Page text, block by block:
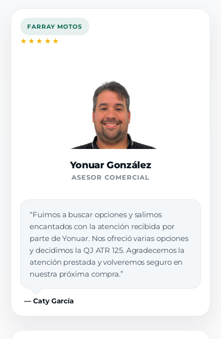
FARRAY MOTOS
★★★★★
Yonuar González
ASESOR COMERCIAL
“Fuimos a buscar opciones y salimos
encantados con la atención recibida por
parte de Yonuar. Nos ofreció varias opciones
y decidimos la QJ ATR 125. Agradecemos la
atención prestada y volveremos seguro en
nuestra próxima compra.”
— Caty García